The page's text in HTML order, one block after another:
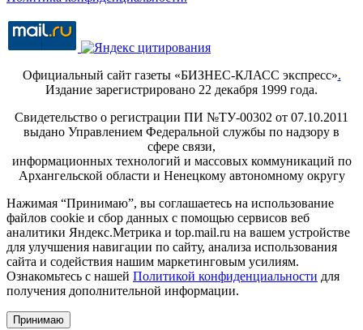
Официальный сайт газеты «БИЗНЕС-КЛАСС экспресс».
Издание зарегистрировано 22 декабря 1999 года.
Свидетельство о регистрации ПИ №ТУ-00302 от 07.10.2011
выдано Управлением Федеральной службы по надзору в
сфере связи,
информационных технологий и массовых коммуникаций по
Архангельской области и Ненецкому автономному округу
Нажимая “Принимаю”, вы соглашаетесь на использование
файлов cookie и сбор данных с помощью сервисов веб
аналитики Яндекс.Метрика и top.mail.ru на вашем устройстве
для улучшения навигации по сайту, анализа использования
сайта и содействия нашим маркетинговым усилиям.
Ознакомьтесь с нашей Политикой конфиденциальности для
получения дополнительной информации.
Принимаю